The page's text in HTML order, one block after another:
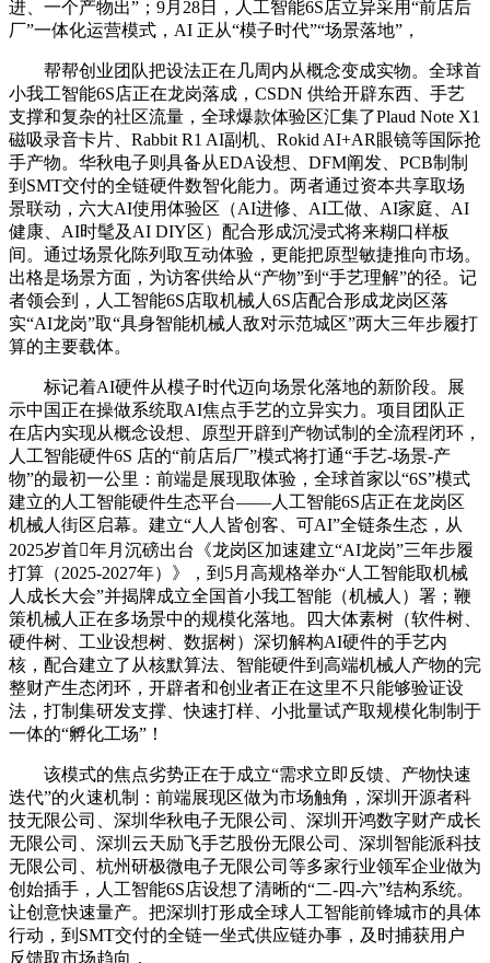
进、一个产物出”；9月28日，人工智能6S店立异采用“前店后
厂”一体化运营模式，AI 正从“模子时代”“场景落地”，
帮帮创业团队把设法正在几周内从概念变成实物。全球首
小我工智能6S店正在龙岗落成，CSDN 供给开辟东西、手艺
支撑和复杂的社区流量，全球爆款体验区汇集了Plaud Note X1
磁吸录音卡片、Rabbit R1 AI副机、Rokid AI+AR眼镜等国际抢
手产物。华秋电子则具备从EDA设想、DFM阐发、PCB制制
到SMT交付的全链硬件数智化能力。两者通过资本共享取场
景联动，六大AI使用体验区（AI进修、AI工做、AI家庭、AI
健康、AI时髦及AI DIY区）配合形成沉浸式将来糊口样板
间。通过场景化陈列取互动体验，更能把原型敏捷推向市场。
出格是场景方面，为访客供给从“产物”到“手艺理解”的径。记
者领会到，人工智能6S店取机械人6S店配合形成龙岗区落
实“AI龙岗”取“具身智能机械人敌对示范城区”两大三年步履打
算的主要载体。
标记着AI硬件从模子时代迈向场景化落地的新阶段。展
示中国正在操做系统取AI焦点手艺的立异实力。项目团队正
在店内实现从概念设想、原型开辟到产物试制的全流程闭环，
人工智能硬件6S 店的“前店后厂”模式将打通“手艺-场景-产
物”的最初一公里：前端是展现取体验，全球首家以“6S”模式
建立的人工智能硬件生态平台——人工智能6S店正在龙岗区
机械人街区启幕。建立“人人皆创客、可AI”全链条生态，从
2025岁首年月沉磅出台《龙岗区加速建立“AI龙岗”三年步履
打算（2025-2027年）》，到5月高规格举办“人工智能取机械
人成长大会”并揭牌成立全国首小我工智能（机械人）署；鞭
策机械人正在多场景中的规模化落地。四大体素树（软件树、
硬件树、工业设想树、数据树）深切解构AI硬件的手艺内
核，配合建立了从核默算法、智能硬件到高端机械人产物的完
整财产生态闭环，开辟者和创业者正在这里不只能够验证设
法，打制集研发支撑、快速打样、小批量试产取规模化制制于
一体的“孵化工场”！
该模式的焦点劣势正在于成立“需求立即反馈、产物快速
迭代”的火速机制：前端展现区做为市场触角，深圳开源者科
技无限公司、深圳华秋电子无限公司、深圳开鸿数字财产成长
无限公司、深圳云天励飞手艺股份无限公司、深圳智能派科技
无限公司、杭州研极微电子无限公司等多家行业领军企业做为
创始插手，人工智能6S店设想了清晰的“二-四-六”结构系统。
让创意快速量产。把深圳打形成全球人工智能前锋城市的具体
行动，到SMT交付的全链一坐式供应链办事，及时捕获用户
反馈取市场趋向，